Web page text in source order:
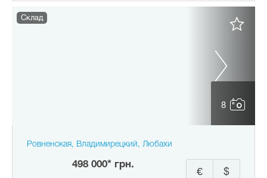
8
Склад
Ровненская, Владимирецкий, Любахи
498 000* грн.
$
€